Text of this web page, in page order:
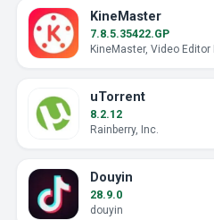
KineMaster
7.8.5.35422.GP
KineMaster, Video Editor
uTorrent
8.2.12
Rainberry, Inc.
Douyin
28.9.0
douyin